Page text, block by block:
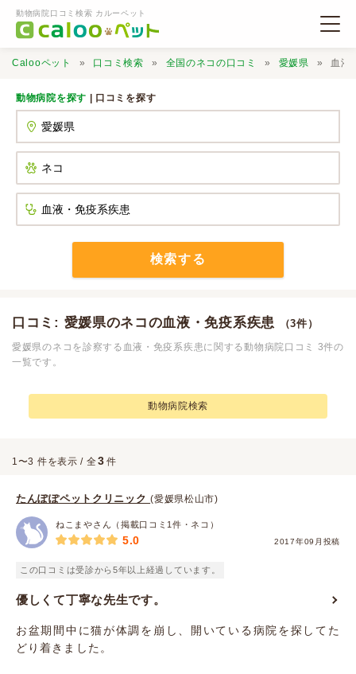
動物病院口コミ検索 カルーペット
口コミ検索
Calooペット 口コミ検索 全国のネコの口コミ 愛媛県 血液
動物病院を探す | 口コミを探す
検索する
口コミ: 愛媛県のネコの血液・免疫系疾患 （3件）
愛媛県のネコを診察する血液・免疫系疾患に関する動物病院口コミ 3件の
一覧です。
動物病院検索
1〜3 件を表示 / 全3 件
たんぽぽペットクリニック(愛媛県松山市)
ねこまやさん（掲載口コミ1件・ネコ）
2017年09月投稿
5.0
この口コミは受診から5年以上経過しています。
優しくて丁寧な先生です。
お盆期間中に猫が体調を崩し、開いている病院を探してた
どり着きました。